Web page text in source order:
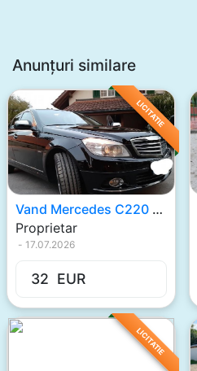
Anunțuri similare
LICITATIE
Vand Mercedes C220 2009
Proprietar
- 17.07.2026
32 EUR
LICITATIE